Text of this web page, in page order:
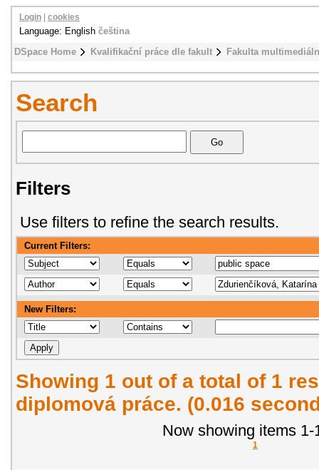
DSpace Home Kvalifikační práce dle fakult Fakulta
Login cookies
Language: English čeština
Search
Filters
Use filters to refine the search results.
Current Filters:
New Filters:
Showing 1 out of a total of 1
diplomová práce. (0.016
Now showing items 1-
1